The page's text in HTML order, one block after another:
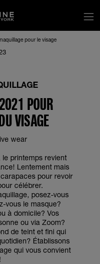
pour le visage
POUR
VISAGE
printemps revient
Lentement mais
pour revoir
célébrer.
posez-vous
vous le masque?
à domicile? Vos
ou via Zoom?
de teint et fini qui
Établissons
qui vous convient